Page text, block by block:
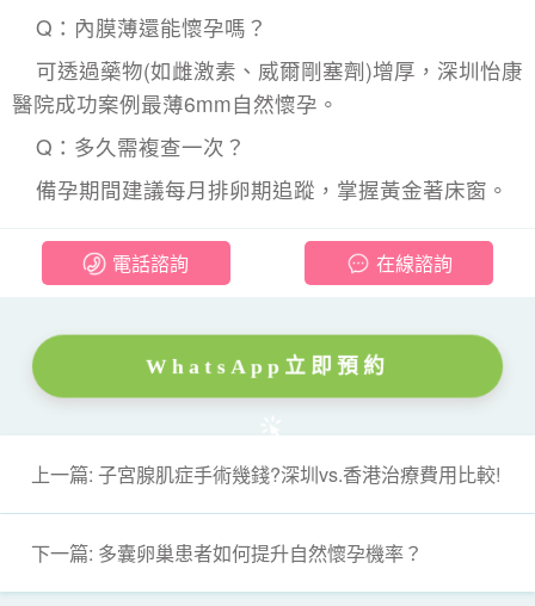
Q：內膜薄還能懷孕嗎？
可透過藥物(如雌激素、威爾剛塞劑)增厚，深圳怡康
醫院成功案例最薄6mm自然懷孕。
Q：多久需複查一次？
備孕期間建議每月排卵期追蹤，掌握黃金著床窗。
電話諮詢 在線諮詢
WhatsApp立即預約
上一篇: 子宮腺肌症手術幾錢?深圳vs.香港治療費用比較!
下一篇: 多囊卵巢患者如何提升自然懷孕機率？